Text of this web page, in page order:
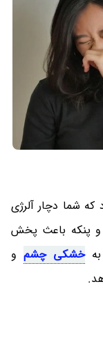
شما دچار آلرژی
و پنکه باعث پخش
بهخشکی چشم و